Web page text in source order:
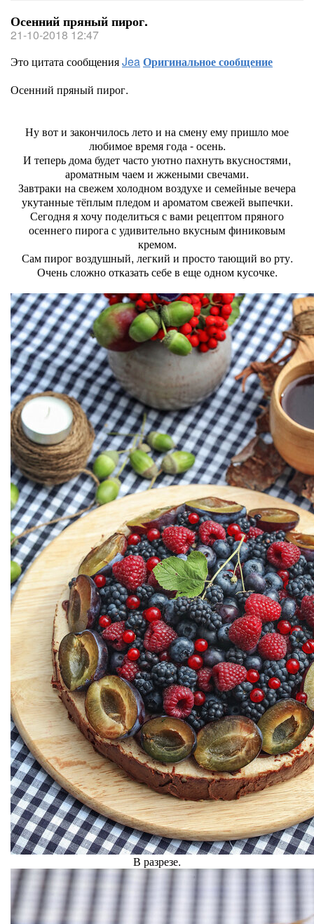
Осенний пряный пирог.
21-10-2018 12:47
Это цитата сообщенияJeaОригинальное сообщение
Осенний пряный пирог.
Ну вот и закончилось лето и на смену ему пришло мое
любимое время года - осень.
И теперь дома будет часто уютно пахнуть вкусностями,
ароматным чаем и жжеными свечами.
Завтраки на свежем холодном воздухе и семейные вечера
укутанные тёплым пледом и ароматом свежей выпечки.
Сегодня я хочу поделиться с вами рецептом пряного
осеннего пирога с удивительно вкусным финиковым
кремом.
Сам пирог воздушный, легкий и просто тающий во рту.
Очень сложно отказать себе в еще одном кусочке.
В разрезе.